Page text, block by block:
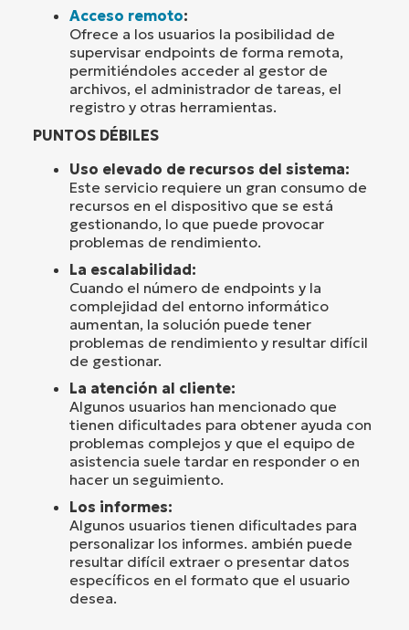
Acceso remoto:
Ofrece a los usuarios la posibilidad de
supervisar endpoints de forma remota,
permitiéndoles acceder al gestor de
archivos, el administrador de tareas, el
registro y otras herramientas.
PUNTOS DÉBILES
Uso elevado de recursos del sistema:
Este servicio requiere un gran consumo de
recursos en el dispositivo que se está
gestionando, lo que puede provocar
problemas de rendimiento.
La escalabilidad:
Cuando el número de endpoints y la
complejidad del entorno informático
aumentan, la solución puede tener
problemas de rendimiento y resultar difícil
de gestionar.
La atención al cliente:
Algunos usuarios han mencionado que
tienen dificultades para obtener ayuda con
problemas complejos y que el equipo de
asistencia suele tardar en responder o en
hacer un seguimiento.
Los informes:
Algunos usuarios tienen dificultades para
personalizar los informes. ambién puede
resultar difícil extraer o presentar datos
específicos en el formato que el usuario
desea.